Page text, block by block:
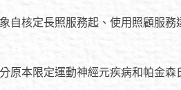
自核定長照服務起、使用照顧服
原本限定運動神經元疾病和帕金